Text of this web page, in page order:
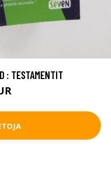
: TESTAMENTIT